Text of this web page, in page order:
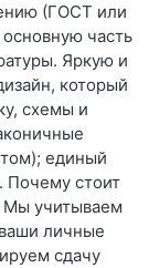
(ГОСТ или
часть
Яркую и
который
схемы и
единый
Почему стоит
Мы учитываем
личные
сдачу